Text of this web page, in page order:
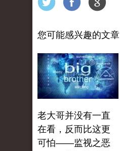
您可能感兴趣的文章
老大哥并没有一直
在看，反而比这更
可怕——监视之恶